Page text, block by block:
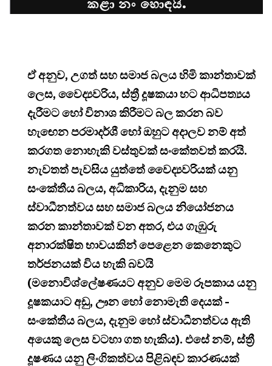
ඒ අනුව, උගත් සහ සමාජ බලය හිමි කාන්තාවක්
ලෙස, වෛද්‍යවරිය, ස්ත්‍රී දූෂකයා හට ආධිපත්‍යය
දැරීමට හෝ විනාශ කිරීමට බල කරන බව
හැඟෙන පරමාදර්ශී හෝ ඔහුට අදාලව නම් අත්
කරගත නොහැකි වස්තුවක් සංකේතවත් කරයි.
නැවතත් පැවසිය යුත්තේ වෛද්‍යවරියක් යනු
සංකේතීය බලය, අධිකාරිය, දැනුම සහ
ස්වාධීනත්වය සහ සමාජ බලය නියෝජනය
කරන කාන්තාවක් වන අතර, එය ගැඹුරු
අනාරක්ෂිත භාවයකින් පෙළෙන කෙනෙකුට
තර්ජනයක් විය හැකි බවයි
(මනොවිශ්ලේෂණයට අනුව මෙම රූපකාය යනු
දූෂකයාට අඩු, ඌන හෝ නොමැති දෙයක් -
සංකේතීය බලය, දැනුම හෝ ස්වාධීනත්වය ඇති
අයෙකු ලෙස වටහා ගත හැකිය). එසේ නම්, ස්ත්‍රී
දූෂණය යනු ලිංගිකත්වය පිළිබඳව කාරණයක්